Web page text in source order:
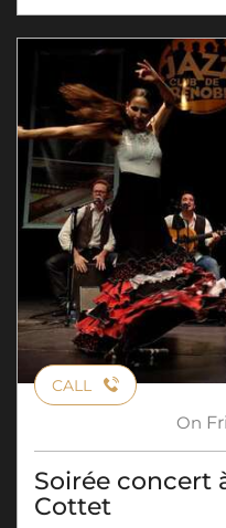
CALL
On
Soirée concert
Cottet